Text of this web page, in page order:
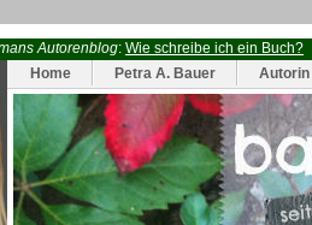
Autorenblog: Wie schreibe ich ein Buch?
Home
Petra A. Bauer Autorin